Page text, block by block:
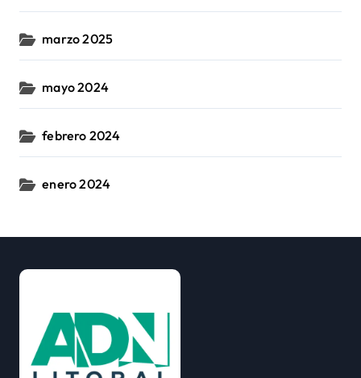
marzo 2025
mayo 2024
febrero 2024
enero 2024